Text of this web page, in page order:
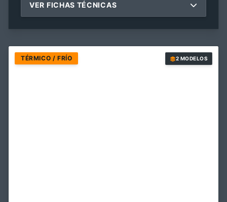
VER FICHAS TÉCNICAS
TÉRMICO / FRÍO 2 MODELOS